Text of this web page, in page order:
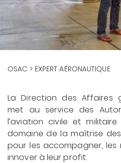
FIL
D'ARIANE
OSAC EXPERT AÉRONAUTIQUE
La Direction des Affaires
met au service des
l’aviation civile et
domaine de la maîtrise
pour les accompagner,
innover à leur profit.